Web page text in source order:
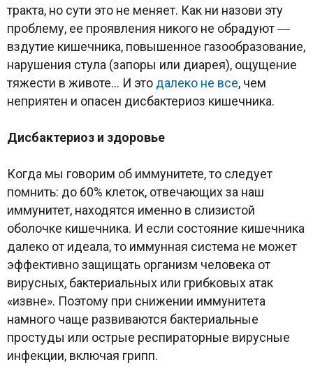
тракта, но сути это не меняет. Как ни назови эту
проблему, ее проявления никого не обрадуют ―
вздутие кишечника, повышенное газообразование,
нарушения стула (запоры или диарея), ощущение
тяжести в животе… И это далеко не все, чем
неприятен и опасен дисбактериоз кишечника.
Дисбактериоз и здоровье
Когда мы говорим об иммунитете, то следует
помнить: до 60% клеток, отвечающих за наш
иммунитет, находятся именно в слизистой
оболочке кишечника. И если состояние кишечника
далеко от идеала, то иммунная система не может
эффективно защищать организм человека от
вирусных, бактериальных или грибковых атак
«извне». Поэтому при снижении иммунитета
намного чаще развиваются бактериальные
простуды или острые респираторные вирусные
инфекции, включая грипп.